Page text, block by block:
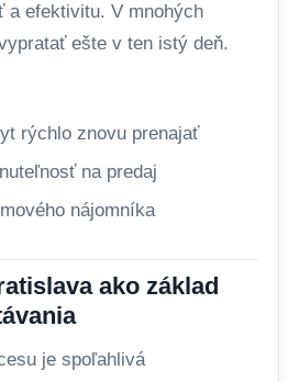
a efektivitu. V mnohých
ešte v ten istý deň.
rýchlo znovu prenajať
na predaj
nájomníka
ako základ
je spoľahlivá